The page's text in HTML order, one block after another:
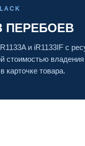
ПЕРЕБОЕВ
и iR1133IF с
стоимостью владения
карточке товара.